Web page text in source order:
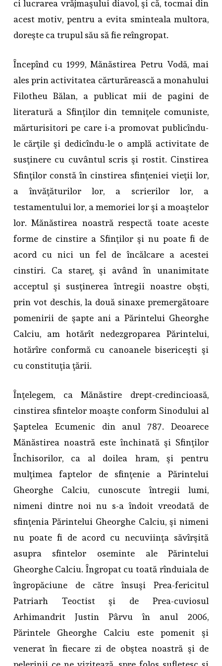
ci lucrarea vrăjmaşului diavol, şi că, tocmai din
acest motiv, pentru a evita sminteala multora,
doreşte ca trupul său să fie reîngropat.
Începînd cu 1999, Mănăstirea Petru Vodă, mai
ales prin activitatea cărturărească a monahului
Filotheu Bălan, a publicat mii de pagini de
literatură a Sfinţilor din temniţele comuniste,
mărturisitori pe care i-a promovat publicîndu-
le cărţile şi dedicîndu-le o amplă activitate de
susţinere cu cuvântul scris şi rostit. Cinstirea
Sfinţilor constă în cinstirea sfinţeniei vieţii lor,
a învăţăturilor lor, a scrierilor lor, a
testamentului lor, a memoriei lor şi a moaştelor
lor. Mănăstirea noastră respectă toate aceste
forme de cinstire a Sfinţilor şi nu poate fi de
acord cu nici un fel de încălcare a acestei
cinstiri. Ca stareţ, şi având în unanimitate
acceptul şi susţinerea întregii noastre obşti,
prin vot deschis, la două sinaxe premergătoare
pomenirii de şapte ani a Părintelui Gheorghe
Calciu, am hotărît nedezgroparea Părintelui,
hotărîre conformă cu canoanele bisericeşti şi
cu constituţia ţării.
Înţelegem, ca Mănăstire drept-credincioasă,
cinstirea sfintelor moaşte conform Sinodului al
Şaptelea Ecumenic din anul 787. Deoarece
Mănăstirea noastră este închinată şi Sfinţilor
Închisorilor, ca al doilea hram, şi pentru
mulţimea faptelor de sfinţenie a Părintelui
Gheorghe Calciu, cunoscute întregii lumi,
nimeni dintre noi nu s-a îndoit vreodată de
sfinţenia Părintelui Gheorghe Calciu, şi nimeni
nu poate fi de acord cu necuviinţa săvîrşită
asupra sfintelor oseminte ale Părintelui
Gheorghe Calciu. Îngropat cu toată rînduiala de
îngropăciune de către însuşi Prea-fericitul
Patriarh Teoctist şi de Prea-cuviosul
Arhimandrit Justin Pârvu în anul 2006,
Părintele Gheorghe Calciu este pomenit şi
venerat în fiecare zi de obştea noastră şi de